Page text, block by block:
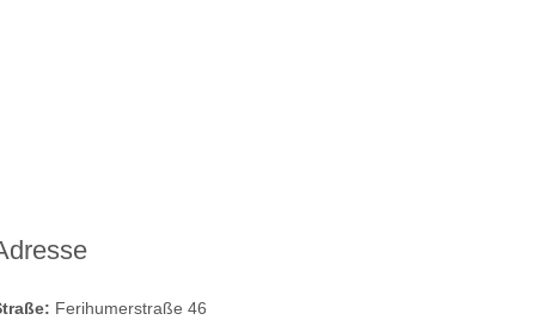
Ferihumerstraße 46